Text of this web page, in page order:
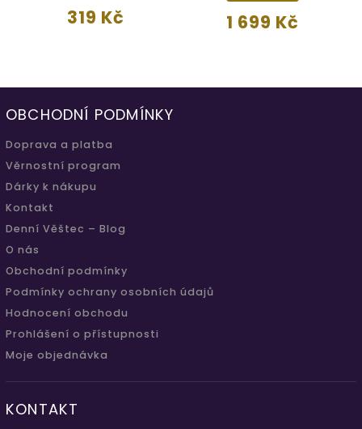
319 Kč 1 699 Kč
OBCHODNÍ PODMÍNKY
Doprava a platba
Věrnostní program
Dárky k nákupu
Kontakt
Denní Věštec – Blog
O nás
Obchodní podmínky
Podmínky ochrany osobních údajů
Hodnocení obchodu
Prohlášení o přístupnosti
Moje objednávka
KONTAKT